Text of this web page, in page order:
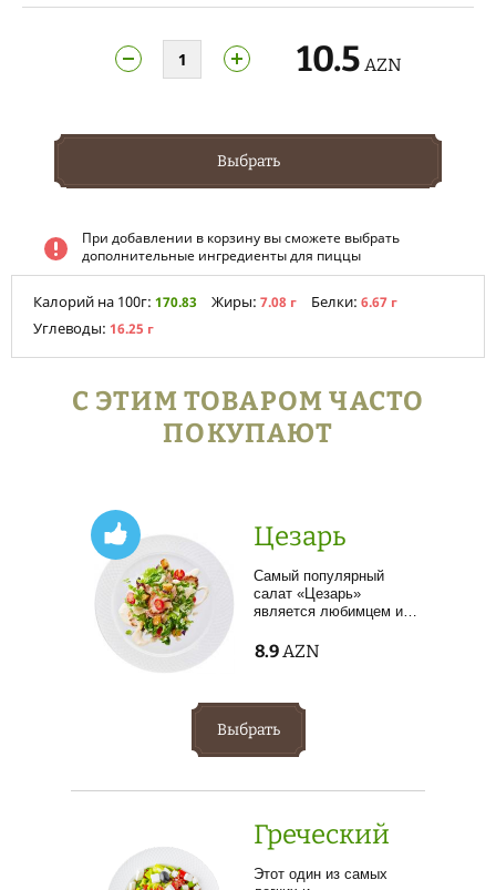
10.5 AZN
Выбрать
При добавлении в корзину вы сможете выбрать
дополнительные ингредиенты для пиццы
Калорий на 100г: 170.83 Жиры: 7.08 г Белки: 6.67 г
Углеводы: 16.25 г
С ЭТИМ ТОВАРОМ ЧАСТО
ПОКУПАЮТ
Цезарь
Самый популярный
салат «Цезарь»
является любимцем и…
8.9 AZN
Выбрать
Греческий
Этот один из самых